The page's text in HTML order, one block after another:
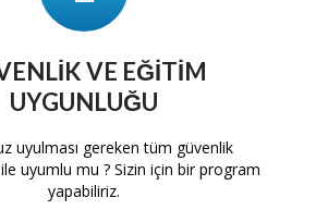
VE EĞITIM
UYGUNLUĞU
uyulması gereken tüm güvenlik
uyumlu mu ? Sizin için bir program
yapabiliriz.